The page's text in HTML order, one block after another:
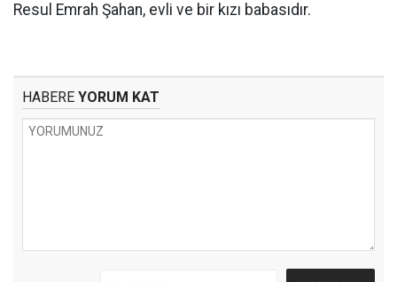
Resul Emrah Şahan, evli ve bir kızı babasıdır.
HABERE YORUM KAT